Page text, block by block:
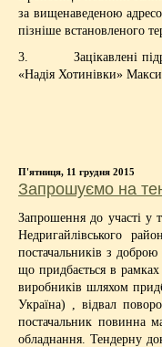
за вищенаведеною
пізніше встановленого
3. Зацікавлені
«Надія Хотинівки»
П'ятниця, 11 грудня 2015
Запрошуємо на
Запрошення до участі у
Недригайлівського
постачальників з доброю
що придбається в
виробників шляхом
Україна) , відвал
постачальник повинна
обладнання. Тендерну